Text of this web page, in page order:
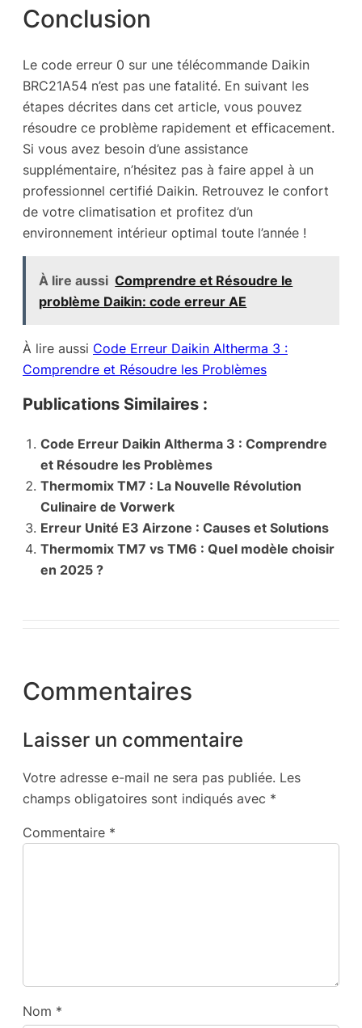
Conclusion
Le code erreur 0 sur une télécommande Daikin
BRC21A54 n’est pas une fatalité. En suivant les
étapes décrites dans cet article, vous pouvez
résoudre ce problème rapidement et efficacement.
Si vous avez besoin d’une assistance
supplémentaire, n’hésitez pas à faire appel à un
professionnel certifié Daikin. Retrouvez le confort
de votre climatisation et profitez d’un
environnement intérieur optimal toute l’année !
À lire aussi Comprendre et Résoudre le
problème Daikin: code erreur AE
À lire aussi Code Erreur Daikin Altherma 3 :
Comprendre et Résoudre les Problèmes
Publications Similaires :
Code Erreur Daikin Altherma 3 : Comprendre
et Résoudre les Problèmes
Thermomix TM7 : La Nouvelle Révolution
Culinaire de Vorwerk
Erreur Unité E3 Airzone : Causes et Solutions
Thermomix TM7 vs TM6 : Quel modèle choisir
en 2025 ?
Commentaires
Laisser un commentaire
Votre adresse e-mail ne sera pas publiée. Les
champs obligatoires sont indiqués avec *
Commentaire *
Nom *